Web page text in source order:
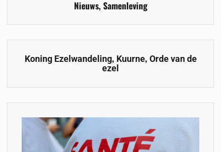
Nieuws,Samenleving
Koning Ezelwandeling, Kuurne, Orde van de
ezel